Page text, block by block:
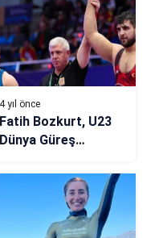
karşılama oranına
imza attık
4 yıl önce
Fatih Bozkurt, U23
Dünya Güreş
finalde